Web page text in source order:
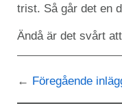
trist. Så går det en
Ändå är det svårt
Föregående